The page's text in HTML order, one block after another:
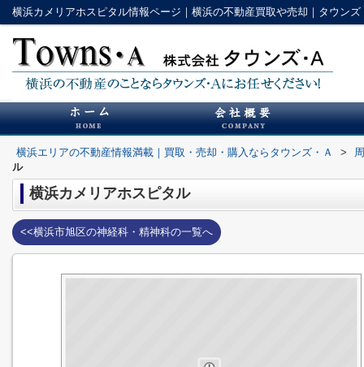
横浜カメリアホスピタル情報ページ｜横浜の不動産買取や売却｜タウンズ
横浜エリアの不動産情報満載｜買取・売却・購入ならタウンズ・Ａ >
ル
横浜カメリアホスピタル
<<横浜市旭区の神経科・精神科の一覧へ